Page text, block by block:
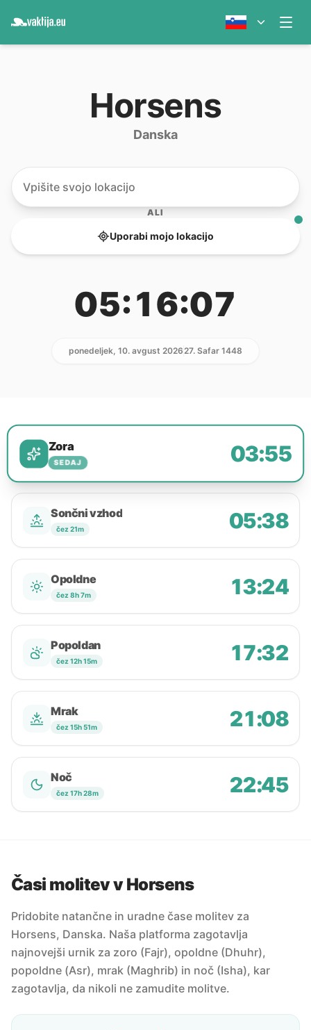
Horsens
Danska
ALI
Uporabi mojo lokacijo
05:16:07
ponedeljek, 10. avgust 202627. Safar 1448
Zora
SEDAJ 03:55
Sončni vzhod
čez 21m 05:38
Opoldne
čez 8h 7m 13:24
Popoldan
čez 12h 15m 17:32
Mrak
čez 15h 51m 21:08
Noč
čez 17h 28m 22:45
Časi molitev v Horsens
Pridobite natančne in uradne čase molitev za
Horsens, Danska. Naša platforma zagotavlja
najnovejši urnik za zoro (Fajr), opoldne (Dhuhr),
popoldne (Asr), mrak (Maghrib) in noč (Isha), kar
zagotavlja, da nikoli ne zamudite molitve.